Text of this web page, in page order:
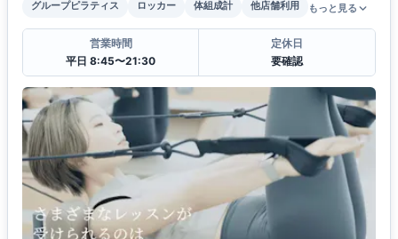
グループピラティス ロッカー 体組成計 他店舗利用 もっと見る
営業時間
平日 8:45〜21:30
定休日
要確認